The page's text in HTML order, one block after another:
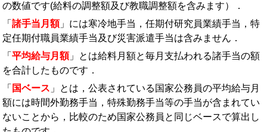
の数値です(給料の調整額及び教職調整額を含みます）．
「 諸手当月額」には寒冷地手当，任期付研究員業績手当，特
定任期付職員業績手当及び災害派遣手当は含みません．
「 平均給与月額」とは給料月額と毎月支払われる諸手当の額
を合計したものです．
「 国ベース 」とは，公表されている国家公務員の平均給与月
額には時間外勤務手当，特殊勤務手当等の手当が含まれてい
ないことから，比較のため国家公務員と同じベースで算出し